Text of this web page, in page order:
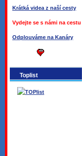
Krátká videa z naší cesty
Vydejte se s námi na cestu
Odplouváme na Kanáry
Toplist